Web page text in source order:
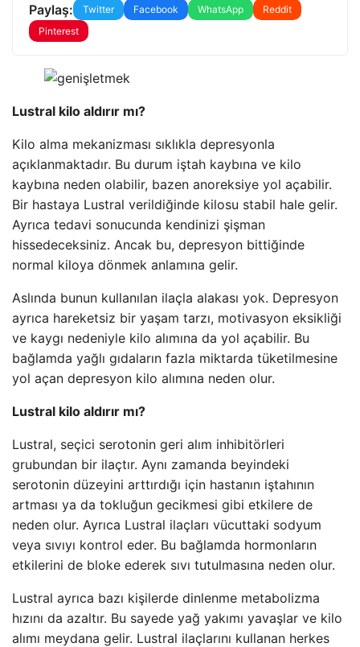
Paylaş: Twitter Facebook WhatsApp
Reddit
Pinterest
Lustral kilo aldırır mı?
Kilo alma mekanizması sıklıkla depresyonla
açıklanmaktadır. Bu durum iştah kaybına ve kilo
kaybına neden olabilir, bazen anoreksiye yol açabilir.
Bir hastaya Lustral verildiğinde kilosu stabil hale gelir.
Ayrıca tedavi sonucunda kendinizi şişman
hissedeceksiniz. Ancak bu, depresyon bittiğinde
normal kiloya dönmek anlamına gelir.
Aslında bunun kullanılan ilaçla alakası yok. Depresyon
ayrıca hareketsiz bir yaşam tarzı, motivasyon eksikliği
ve kaygı nedeniyle kilo alımına da yol açabilir. Bu
bağlamda yağlı gıdaların fazla miktarda tüketilmesine
yol açan depresyon kilo alımına neden olur.
Lustral kilo aldırır mı?
Lustral, seçici serotonin geri alım inhibitörleri
grubundan bir ilaçtır. Aynı zamanda beyindeki
serotonin düzeyini arttırdığı için hastanın iştahının
artması ya da tokluğun gecikmesi gibi etkilere de
neden olur. Ayrıca Lustral ilaçları vücuttaki sodyum
veya sıvıyı kontrol eder. Bu bağlamda hormonların
etkilerini de bloke ederek sıvı tutulmasına neden olur.
Lustral ayrıca bazı kişilerde dinlenme metabolizma
hızını da azaltır. Bu sayede yağ yakımı yavaşlar ve kilo
alımı meydana gelir. Lustral ilaçlarını kullanan herkes